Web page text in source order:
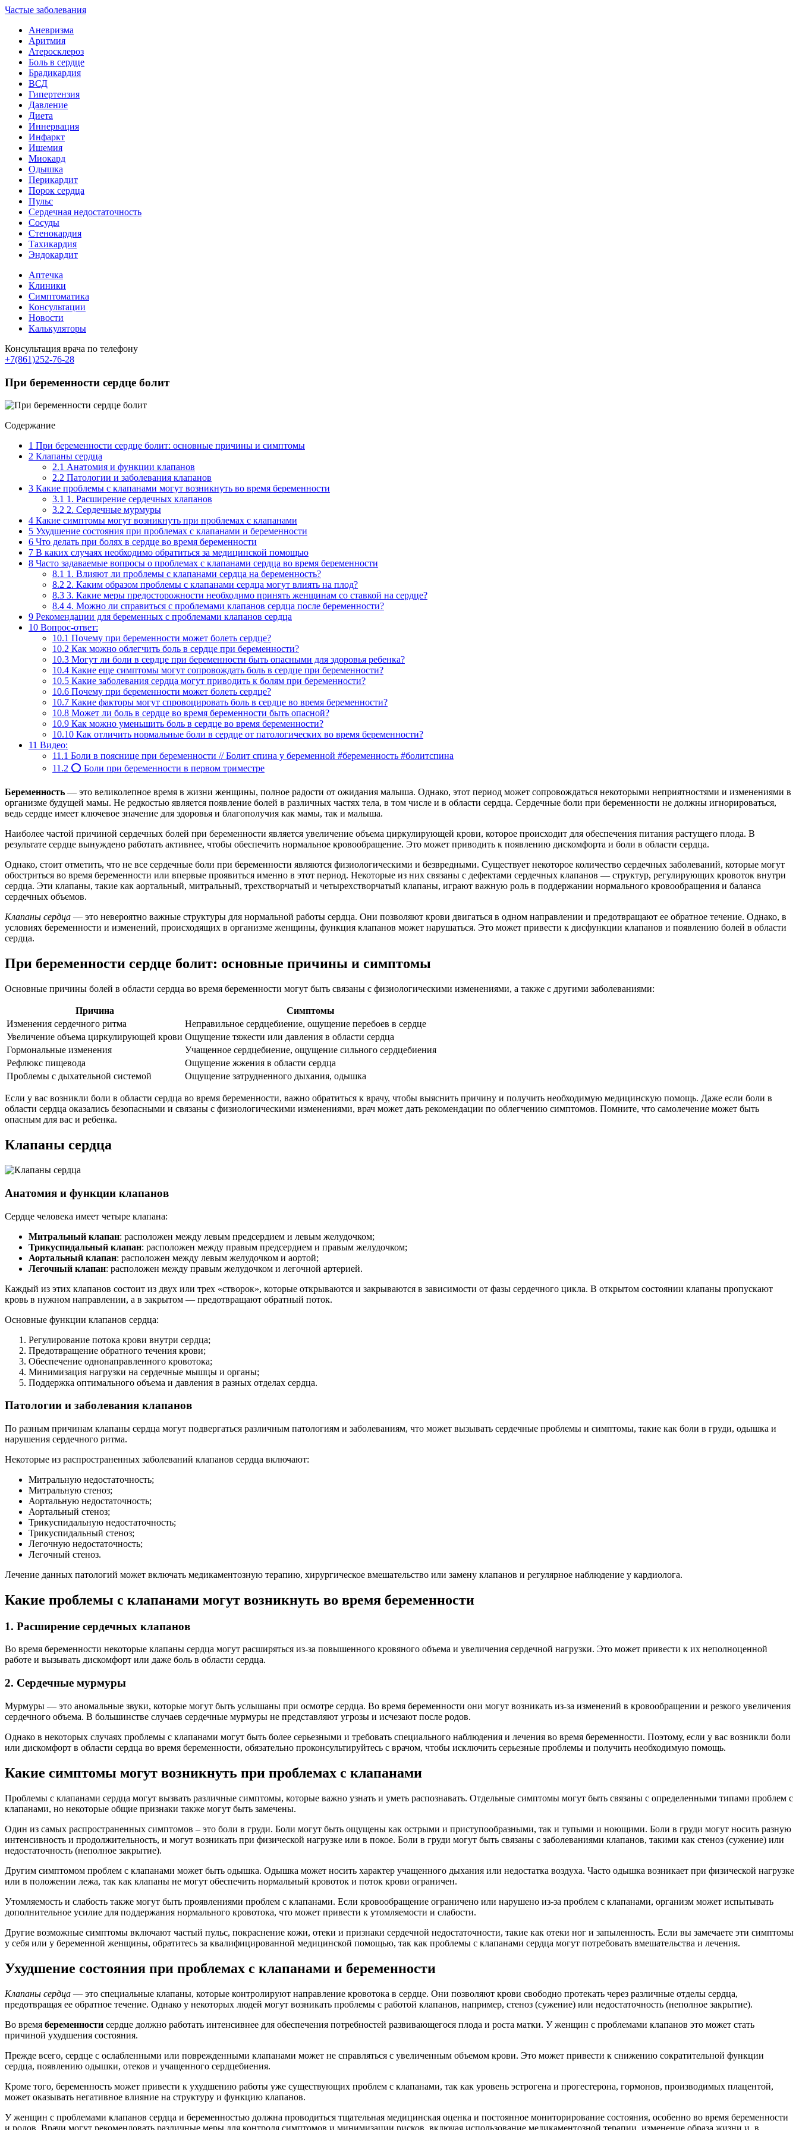
Частые заболевания
Аневризма
Аритмия
Атеросклероз
Боль в сердце
Брадикардия
ВСД
Гипертензия
Давление
Диета
Иннервация
Инфаркт
Ишемия
Миокард
Одышка
Перикардит
Порок сердца
Пульс
Сердечная недостаточность
Сосуды
Стенокардия
Тахикардия
Эндокардит
Аптечка
Клиники
Симптоматика
Консультации
Новости
Калькуляторы
Консультация врача по телефону
+7(861)252-76-28
При беременности сердце болит
Содержание
1 При беременности сердце болит: основные причины и симптомы
2 Клапаны сердца
2.1 Анатомия и функции клапанов
2.2 Патологии и заболевания клапанов
3 Какие проблемы с клапанами могут возникнуть во время беременности
3.1 1. Расширение сердечных клапанов
3.2 2. Сердечные мурмуры
4 Какие симптомы могут возникнуть при проблемах с клапанами
5 Ухудшение состояния при проблемах с клапанами и беременности
6 Что делать при болях в сердце во время беременности
7 В каких случаях необходимо обратиться за медицинской помощью
8 Часто задаваемые вопросы о проблемах с клапанами сердца во время беременности
8.1 1. Влияют ли проблемы с клапанами сердца на беременность?
8.2 2. Каким образом проблемы с клапанами сердца могут влиять на плод?
8.3 3. Какие меры предосторожности необходимо принять женщинам со ставкой на сердце?
8.4 4. Можно ли справиться с проблемами клапанов сердца после беременности?
9 Рекомендации для беременных с проблемами клапанов сердца
10 Вопрос-ответ:
10.1 Почему при беременности может болеть сердце?
10.2 Как можно облегчить боль в сердце при беременности?
10.3 Могут ли боли в сердце при беременности быть опасными для здоровья ребенка?
10.4 Какие еще симптомы могут сопровождать боль в сердце при беременности?
10.5 Какие заболевания сердца могут приводить к болям при беременности?
10.6 Почему при беременности может болеть сердце?
10.7 Какие факторы могут спровоцировать боль в сердце во время беременности?
10.8 Может ли боль в сердце во время беременности быть опасной?
10.9 Как можно уменьшить боль в сердце во время беременности?
10.10 Как отличить нормальные боли в сердце от патологических во время беременности?
11 Видео:
11.1 Боли в пояснице при беременности // Болит спина у беременной #беременность #болитспина
11.2 ⭕ Боли при беременности в первом триместре
Беременность — это великолепное время в жизни женщины, полное радости от ожидания малыша. Однако, этот период может сопровождаться некоторыми неприятностями и изменениями в
организме будущей мамы. Не редкостью является появление болей в различных частях тела, в том числе и в области сердца. Сердечные боли при беременности не должны игнорироваться,
ведь сердце имеет ключевое значение для здоровья и благополучия как мамы, так и малыша.
Наиболее частой причиной сердечных болей при беременности является увеличение объема циркулирующей крови, которое происходит для обеспечения питания растущего плода. В
результате сердце вынуждено работать активнее, чтобы обеспечить нормальное кровообращение. Это может приводить к появлению дискомфорта и боли в области сердца.
Однако, стоит отметить, что не все сердечные боли при беременности являются физиологическими и безвредными. Существует некоторое количество сердечных заболеваний, которые могут
обостриться во время беременности или впервые проявиться именно в этот период. Некоторые из них связаны с дефектами сердечных клапанов — структур, регулирующих кровоток внутри
сердца. Эти клапаны, такие как аортальный, митральный, трехстворчатый и четырехстворчатый клапаны, играют важную роль в поддержании нормального кровообращения и баланса
сердечных объемов.
Клапаны сердца — это невероятно важные структуры для нормальной работы сердца. Они позволяют крови двигаться в одном направлении и предотвращают ее обратное течение. Однако, в
условиях беременности и изменений, происходящих в организме женщины, функция клапанов может нарушаться. Это может привести к дисфункции клапанов и появлению болей в области
сердца.
При беременности сердце болит: основные причины и симптомы
Основные причины болей в области сердца во время беременности могут быть связаны с физиологическими изменениями, а также с другими заболеваниями:
Причина
Симптомы
Изменения сердечного ритма
Неправильное сердцебиение, ощущение перебоев в сердце
Увеличение объема циркулирующей крови Ощущение тяжести или давления в области сердца
Гормональные изменения
Учащенное сердцебиение, ощущение сильного сердцебиения
Рефлюкс пищевода
Ощущение жжения в области сердца
Проблемы с дыхательной системой
Ощущение затрудненного дыхания, одышка
Если у вас возникли боли в области сердца во время беременности, важно обратиться к врачу, чтобы выяснить причину и получить необходимую медицинскую помощь. Даже если боли в
области сердца оказались безопасными и связаны с физиологическими изменениями, врач может дать рекомендации по облегчению симптомов. Помните, что самолечение может быть
опасным для вас и ребенка.
Клапаны сердца
Анатомия и функции клапанов
Сердце человека имеет четыре клапана:
Митральный клапан: расположен между левым предсердием и левым желудочком;
Трикуспидальный клапан: расположен между правым предсердием и правым желудочком;
Аортальный клапан: расположен между левым желудочком и аортой;
Легочный клапан: расположен между правым желудочком и легочной артерией.
Каждый из этих клапанов состоит из двух или трех «створок», которые открываются и закрываются в зависимости от фазы сердечного цикла. В открытом состоянии клапаны пропускают
кровь в нужном направлении, а в закрытом — предотвращают обратный поток.
Основные функции клапанов сердца:
Регулирование потока крови внутри сердца;
Предотвращение обратного течения крови;
Обеспечение однонаправленного кровотока;
Минимизация нагрузки на сердечные мышцы и органы;
Поддержка оптимального объема и давления в разных отделах сердца.
Патологии и заболевания клапанов
По разным причинам клапаны сердца могут подвергаться различным патологиям и заболеваниям, что может вызывать сердечные проблемы и симптомы, такие как боли в груди, одышка и
нарушения сердечного ритма.
Некоторые из распространенных заболеваний клапанов сердца включают:
Митральную недостаточность;
Митральную стеноз;
Аортальную недостаточность;
Аортальный стеноз;
Трикуспидальную недостаточность;
Трикуспидальный стеноз;
Легочную недостаточность;
Легочный стеноз.
Лечение данных патологий может включать медикаментозную терапию, хирургическое вмешательство или замену клапанов и регулярное наблюдение у кардиолога.
Какие проблемы с клапанами могут возникнуть во время беременности
1. Расширение сердечных клапанов
Во время беременности некоторые клапаны сердца могут расширяться из-за повышенного кровяного объема и увеличения сердечной нагрузки. Это может привести к их неполноценной
работе и вызывать дискомфорт или даже боль в области сердца.
2. Сердечные мурмуры
Мурмуры — это аномальные звуки, которые могут быть услышаны при осмотре сердца. Во время беременности они могут возникать из-за изменений в кровообращении и резкого увеличения
сердечного объема. В большинстве случаев сердечные мурмуры не представляют угрозы и исчезают после родов.
Однако в некоторых случаях проблемы с клапанами могут быть более серьезными и требовать специального наблюдения и лечения во время беременности. Поэтому, если у вас возникли боли
или дискомфорт в области сердца во время беременности, обязательно проконсультируйтесь с врачом, чтобы исключить серьезные проблемы и получить необходимую помощь.
Какие симптомы могут возникнуть при проблемах с клапанами
Проблемы с клапанами сердца могут вызвать различные симптомы, которые важно узнать и уметь распознавать. Отдельные симптомы могут быть связаны с определенными типами проблем с
клапанами, но некоторые общие признаки также могут быть замечены.
Один из самых распространенных симптомов – это боли в груди. Боли могут быть ощущены как острыми и приступообразными, так и тупыми и ноющими. Боли в груди могут носить разную
интенсивность и продолжительность, и могут возникать при физической нагрузке или в покое. Боли в груди могут быть связаны с заболеваниями клапанов, такими как стеноз (сужение) или
недостаточность (неполное закрытие).
Другим симптомом проблем с клапанами может быть одышка. Одышка может носить характер учащенного дыхания или недостатка воздуха. Часто одышка возникает при физической нагрузке
или в положении лежа, так как клапаны не могут обеспечить нормальный кровоток и поток крови ограничен.
Утомляемость и слабость также могут быть проявлениями проблем с клапанами. Если кровообращение ограничено или нарушено из-за проблем с клапанами, организм может испытывать
дополнительное усилие для поддержания нормального кровотока, что может привести к утомляемости и слабости.
Другие возможные симптомы включают частый пульс, покраснение кожи, отеки и признаки сердечной недостаточности, такие как отеки ног и запыленность. Если вы замечаете эти симптомы
у себя или у беременной женщины, обратитесь за квалифицированной медицинской помощью, так как проблемы с клапанами сердца могут потребовать вмешательства и лечения.
Ухудшение состояния при проблемах с клапанами и беременности
Клапаны сердца — это специальные клапаны, которые контролируют направление кровотока в сердце. Они позволяют крови свободно протекать через различные отделы сердца,
предотвращая ее обратное течение. Однако у некоторых людей могут возникать проблемы с работой клапанов, например, стеноз (сужение) или недостаточность (неполное закрытие).
Во время беременности сердце должно работать интенсивнее для обеспечения потребностей развивающегося плода и роста матки. У женщин с проблемами клапанов это может стать
причиной ухудшения состояния.
Прежде всего, сердце с ослабленными или поврежденными клапанами может не справляться с увеличенным объемом крови. Это может привести к снижению сократительной функции
сердца, появлению одышки, отеков и учащенного сердцебиения.
Кроме того, беременность может привести к ухудшению работы уже существующих проблем с клапанами, так как уровень эстрогена и прогестерона, гормонов, производимых плацентой,
может оказывать негативное влияние на структуру и функцию клапанов.
У женщин с проблемами клапанов сердца и беременностью должна проводиться тщательная медицинская оценка и постоянное мониторирование состояния, особенно во время беременности
и родов. Врачи могут рекомендовать различные меры для контроля симптомов и минимизации рисков, включая использование медикаментозной терапии, изменение образа жизни и, в